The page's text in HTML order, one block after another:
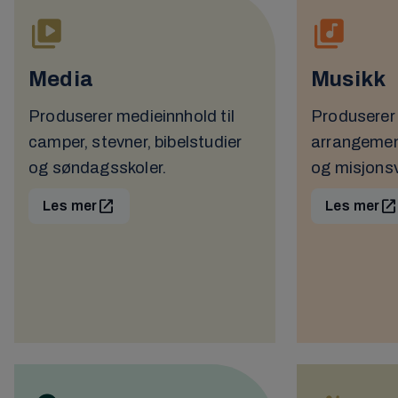
Media
Produserer medieinnhold til
camper, stevner, bibelstudier
og søndagsskoler.
Les mer
Musikk
og
Les mer